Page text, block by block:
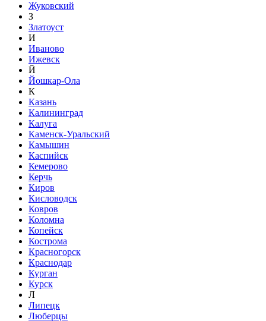
Жуковский
З
Златоуст
И
Иваново
Ижевск
Й
Йошкар-Ола
К
Казань
Калининград
Калуга
Каменск-Уральский
Камышин
Каспийск
Кемерово
Керчь
Киров
Кисловодск
Ковров
Коломна
Копейск
Кострома
Красногорск
Краснодар
Курган
Курск
Л
Липецк
Люберцы